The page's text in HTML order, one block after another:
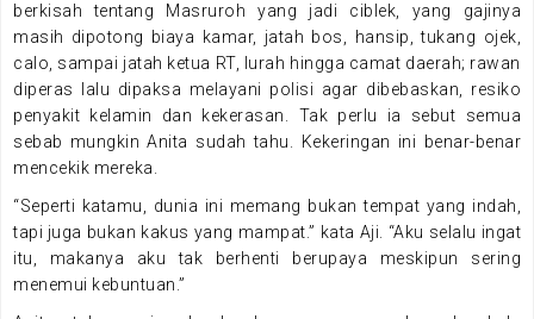
berkisah tentang Masruroh yang jadi ciblek, yang gajinya
masih dipotong biaya kamar, jatah bos, hansip, tukang ojek,
calo, sampai jatah ketua RT, lurah hingga camat daerah; rawan
diperas lalu dipaksa melayani polisi agar dibebaskan, resiko
penyakit kelamin dan kekerasan. Tak perlu ia sebut semua
sebab mungkin Anita sudah tahu. Kekeringan ini benar-benar
mencekik mereka.
“Seperti katamu, dunia ini memang bukan tempat yang indah,
tapi juga bukan kakus yang mampat.” kata Aji. “Aku selalu ingat
itu, makanya aku tak berhenti berupaya meskipun sering
menemui kebuntuan.”